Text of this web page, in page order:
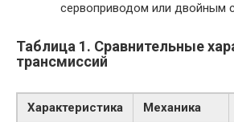
сервоприводом или двойным
Таблица 1. Сравнительные
трансмиссий
Характеристика Механика